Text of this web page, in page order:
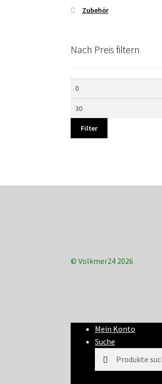
Zubehör
Nach Preis filtern
Filter
© Volkmer24 2026
Mein Konto
Suche